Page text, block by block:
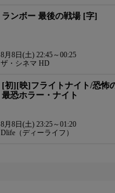
ランボー 最後の戦場 [字]
8月8日(土) 22:45～00:25
ザ・シネマ HD
[初][映]フライトナイト/恐
最恐ホラー・ナイト
8月8日(土) 23:25～01:20
Dlife（ディーライフ）